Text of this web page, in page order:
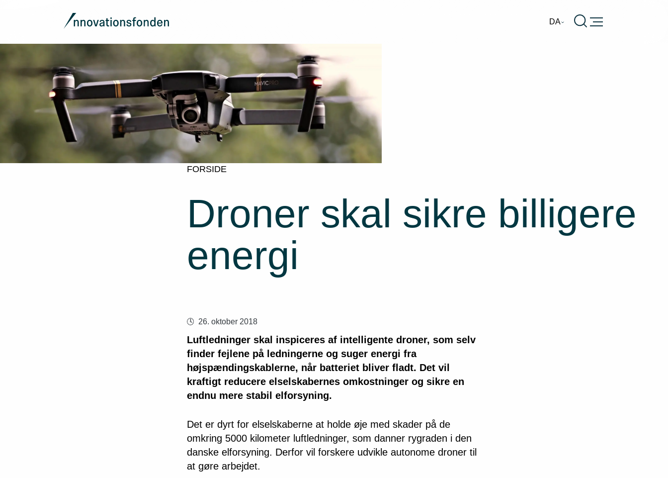
DA Burger
FORSIDE
Droner skal sikre billigere
energi
26. oktober 2018
Luftledninger skal inspiceres af intelligente droner, som selv
finder fejlene på ledningerne og suger energi fra
højspændingskablerne, når batteriet bliver fladt. Det vil
kraftigt reducere elselskabernes omkostninger og sikre en
endnu mere stabil elforsyning.
Det er dyrt for elselskaberne at holde øje med skader på de
omkring 5000 kilometer luftledninger, som danner rygraden i den
danske elforsyning. Derfor vil forskere udvikle autonome droner til
at gøre arbejdet.